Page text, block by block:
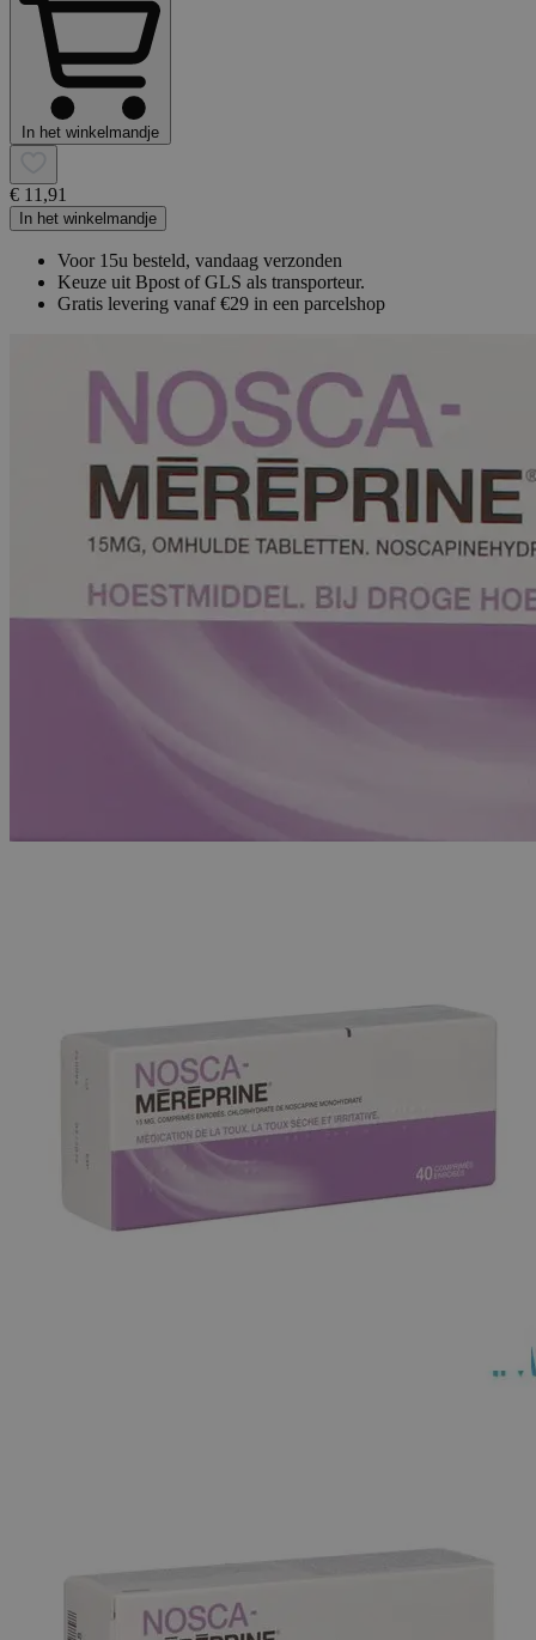
In het winkelmandje
€ 11,91
In het winkelmandje
Voor 15u besteld, vandaag verzonden
Keuze uit Bpost of GLS als transporteur.
Gratis levering vanaf €29 in een parcelshop